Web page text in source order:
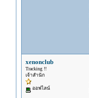
xenonclub
Tracking !!
เจ้าสำนัก
ออฟไลน์